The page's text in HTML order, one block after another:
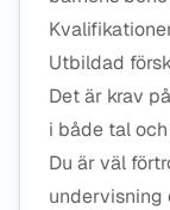
Utbildad
Det är krav
i både tal
Du är väl
undervisning